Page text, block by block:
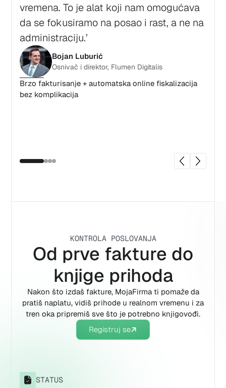
vremena. To je alat koji nam omogućava
da se fokusiramo na posao i rast, a ne na
administraciju.’
Bojan Luburić
Osnivač i direktor, Flumen Digitalis
Brzo fakturisanje + automatska online fiskalizacija
bez komplikacija
KONTROLA POSLOVANJA
Od prve fakture do
knjige prihoda
Nakon što izdaš fakture, MojaFirma ti pomaže da
pratiš naplatu, vidiš prihode u realnom vremenu i za
tren oka pripremiš sve što je potrebno knjigovođi.
Registruj se
STATUS